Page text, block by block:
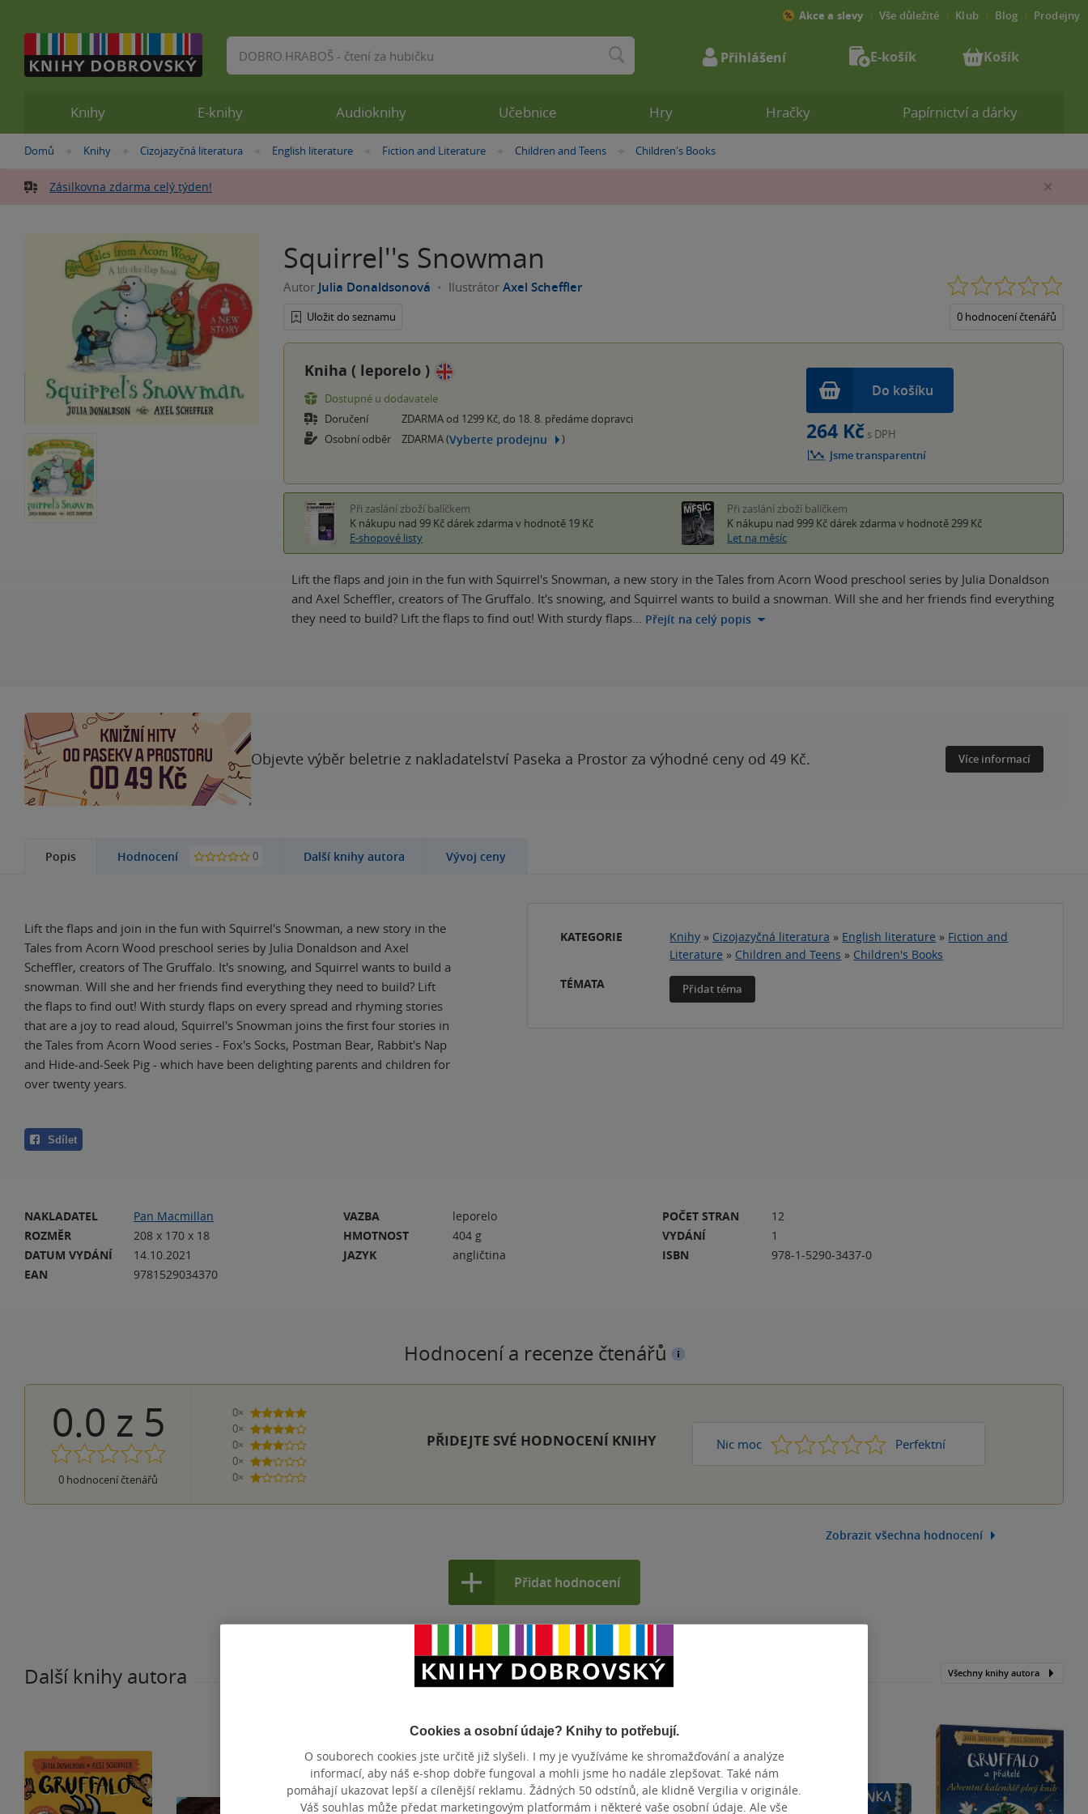
Nacházíte
zde:
Domů »
Knihy »
Cizojazyčná literatura »
English literature »Fiction and Literature »
Children and Teens »
Children's Books
Zásilkovna zdarma celý týden!
Squirrel''s Snowman
Autor Julia Donaldsonová Ilustrátor Axel Scheffler
Uložit do seznamu 0 hodnocení čtenářů
Kniha ( leporelo )
Dostupné u dodavatele
Doručení
ZDARMA od 1299 Kč, do 18. 8. předáme dopravci
Osobní odběr
ZDARMA (Vyberte prodejnu )
Do košíku
264 Kč s DPH
Jsme transparentní
Při zaslání zboží balíčkem
K nákupu nad 99 Kč dárek zdarma v hodnotě 19 Kč
E-shopové listy
Při zaslání zboží balíčkem
K nákupu nad 999 Kč dárek zdarma v hodnotě 299 Kč
Let na měsíc
Lift the flaps and join in the fun with Squirrel's Snowman, a new story in the Tales from Acorn Wood preschool series by Julia Donaldson
and Axel Scheffler, creators of The Gruffalo. It's snowing, and Squirrel wants to build a snowman. Will she and her friends find everything
they need to build? Lift the flaps to find out! With sturdy flaps… Přejít na celý popis
Objevte výběr beletrie z nakladatelství Paseka a Prostor za výhodné ceny od 49 Kč. Více informací
Popis Hodnocení 0 Další knihy autora Vývoj ceny
Lift the flaps and join in the fun with Squirrel's Snowman, a new story in the
Tales from Acorn Wood preschool series by Julia Donaldson and Axel
Scheffler, creators of The Gruffalo. It's snowing, and Squirrel wants to build a
snowman. Will she and her friends find everything they need to build? Lift
the flaps to find out! With sturdy flaps on every spread and rhyming stories
that are a joy to read aloud, Squirrel's Snowman joins the first four stories in
the Tales from Acorn Wood series - Fox's Socks, Postman Bear, Rabbit's Nap
and Hide-and-Seek Pig - which have been delighting parents and children for
over twenty years.
Sdílet
KATEGORIE Knihy » Cizojazyčná literatura » English literature » Fiction and
Literature » Children and Teens » Children's Books
TÉMATA
Přidat téma
NAKLADATEL
Pan Macmillan
ROZMĚR
208 x 170 x 18
DATUM VYDÁNÍ
14.10.2021
EAN
9781529034370
VAZBA
leporelo
HMOTNOST
404 g
JAZYK
angličtina
POČET STRAN
12
VYDÁNÍ
1
ISBN
978-1-5290-3437-0
Hodnocení a recenze čtenářů
0.0 z 5
0 hodnocení čtenářů
0×
5 hvězdiček
0×
4 hvězdičky
0×
3 hvězdičky
0×
2 hvězdičky
0×
1 hvezdička
PŘIDEJTE SVÉ HODNOCENÍ KNIHY Nic moc 1 2 3 4 Perfektní
5
Zobrazit všechna hodnocení
Přidat hodnocení
Další knihy autora Všechny knihy autora
Knihy E-knihy Audioknihy Učebnice Hry Hračky Papírnictví a dárky
Akce a slevy Vše důležité Klub Blog Prodejny
Vyhledávání Přihlášení E-košík Košík
Cookies a osobní údaje? Knihy to potřebují.
O souborech cookies jste určitě již slyšeli. I my je využíváme ke shromažďování a analýze
informací, aby náš e-shop dobře fungoval a mohli jsme ho nadále zlepšovat. Také nám
pomáhají ukazovat lepší a cílenější reklamu. Žádných 50 odstínů, ale klidně Vergilia v originále.
Váš souhlas může předat marketingovým platformám i některé vaše osobní údaje. Ale vše